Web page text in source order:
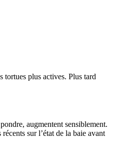
tortues plus actives. Plus tard
augmentent sensiblement.
sur l’état de la baie avant